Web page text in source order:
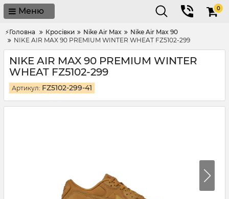
Меню 0
⚡Головна Кросівки Nike Air Max
Nike Air Max 90
NIKE AIR MAX 90 PREMIUM WINTER WHEAT FZ5102-299
NIKE AIR MAX 90 PREMIUM WINTER
WHEAT FZ5102-299
Артикул: FZ5102-299-41